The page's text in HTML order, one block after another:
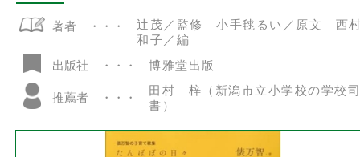
著者
辻茂／監修 小手毬るい／原文 西
和子／編
出版社
博雅堂出版
推薦者
田村 梓（新潟市立小学校の学校司
書）